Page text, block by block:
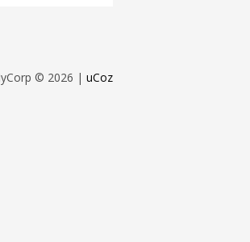
© 2026 | uCoz